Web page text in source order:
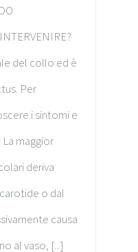
del collo ed è
Per
i sintomi e
maggior
deriva
o dal
causa
al vaso, [...]